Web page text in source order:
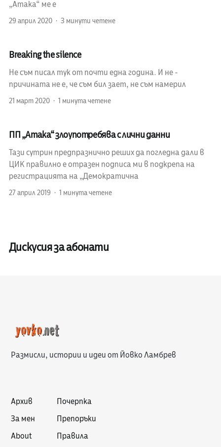
„Атака“ ме е
29 април 2020 3 минути четене
Breaking the silence
Не съм писал тук от почти една година. И не -
причината не е, че съм бил зает, не съм намерил
21 март 2020 1 минута четене
ПП „Атака“ злоупотребява с лични данни
Тази сутрин предпразнично реших да погледна дали в
ЦИК правилно е отразен подписа ми в подкрепа на
регистрацията на „Демократична
27 април 2019 1 минута четене
Дискусия за абонати
Размисли, истории и идеи от Йовко Ламбрев
Архив
За мен
About
Почерпка
Препоръки
Правила